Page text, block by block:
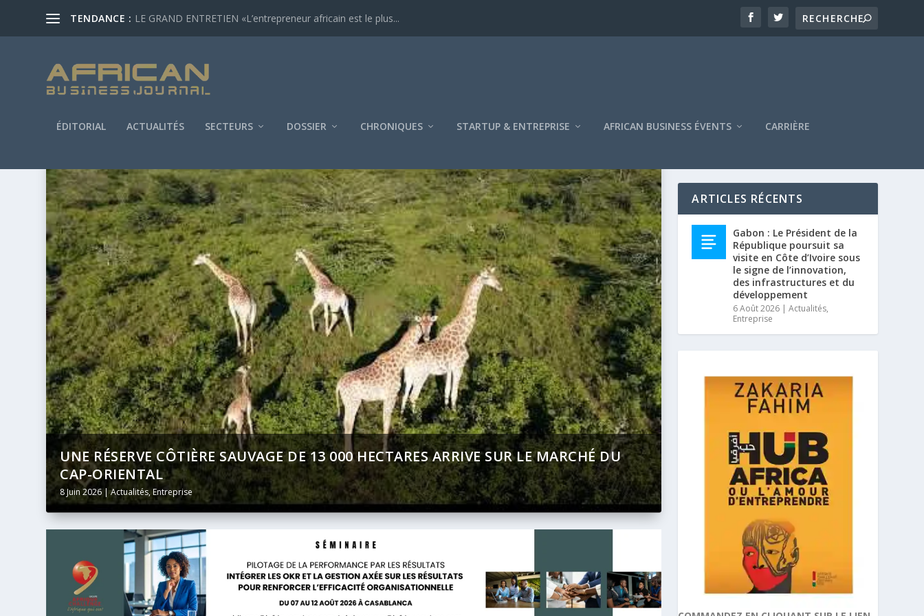
TENDANCE : LE GRAND ENTRETIEN «L’entrepreneur africain est le plus...
ÉDITORIAL ACTUALITÉS SECTEURS DOSSIER CHRONIQUES STARTUP & ENTREPRISE AFRICAN BUSINESS ÉVENTS CARRIÈRE
BANQUE AFRICAINE DE DÉVELOPPEMENT (BAD) – ASSEMBLÉE ANNUELLES 2026 :
DIFFUSION INTÉGRALE ET EN DIRECT SUR AFRICA 24
24 Mai 2026|Actualités,Entreprise
ARTICLES RÉCENTS
Gabon : Le Président de la
République poursuit sa
visite en Côte d’Ivoire sous
le signe de l’innovation,
des infrastructures et du
développement
6 Août 2026 |Actualités,
Entreprise